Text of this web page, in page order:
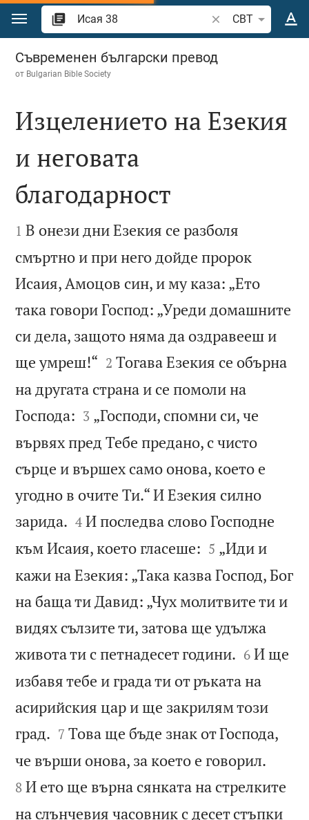
Преминете към съдържанието
Търсете стих или
CBT
Исая 38
Съвременен български превод
от Bulgarian Bible Society

Изцелението на Езекия
и неговата
благодарност

1 В онези дни Езекия се разболя
смъртно и при него дойде пророк
Исаия, Амоцов син, и му каза: „Ето
така говори Господ: „Уреди домашните
си дела, защото няма да оздравееш и
ще умреш!“ 

2 Тогава Езекия се обърна
на другата страна и се помоли на
Господа: 

3 „Господи, спомни си, че
вървях пред Тебе предано, с чисто
сърце и вършех само онова, което е
угодно в очите Ти.“ И Езекия силно
зарида. 

4 И последва слово Господне
към Исаия, което гласеше: 

5 „Иди и
кажи на Езекия: „Така казва Господ, Бог
на баща ти Давид: „Чух молитвите ти и
видях сълзите ти, затова ще удължа
живота ти с петнадесет години. 

6 И ще
избавя тебе и града ти от ръката на
асирийския цар и ще закрилям този
град. 

7 Това ще бъде знак от Господа,
че върши онова, за което е говорил.
8 И ето ще върна сянката на стрелките
на слънчевия часовник с десет стъпки